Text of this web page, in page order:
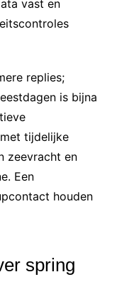
vast en
replies;
is bijna
tijdelijke
zeevracht en
Een
houden
spring